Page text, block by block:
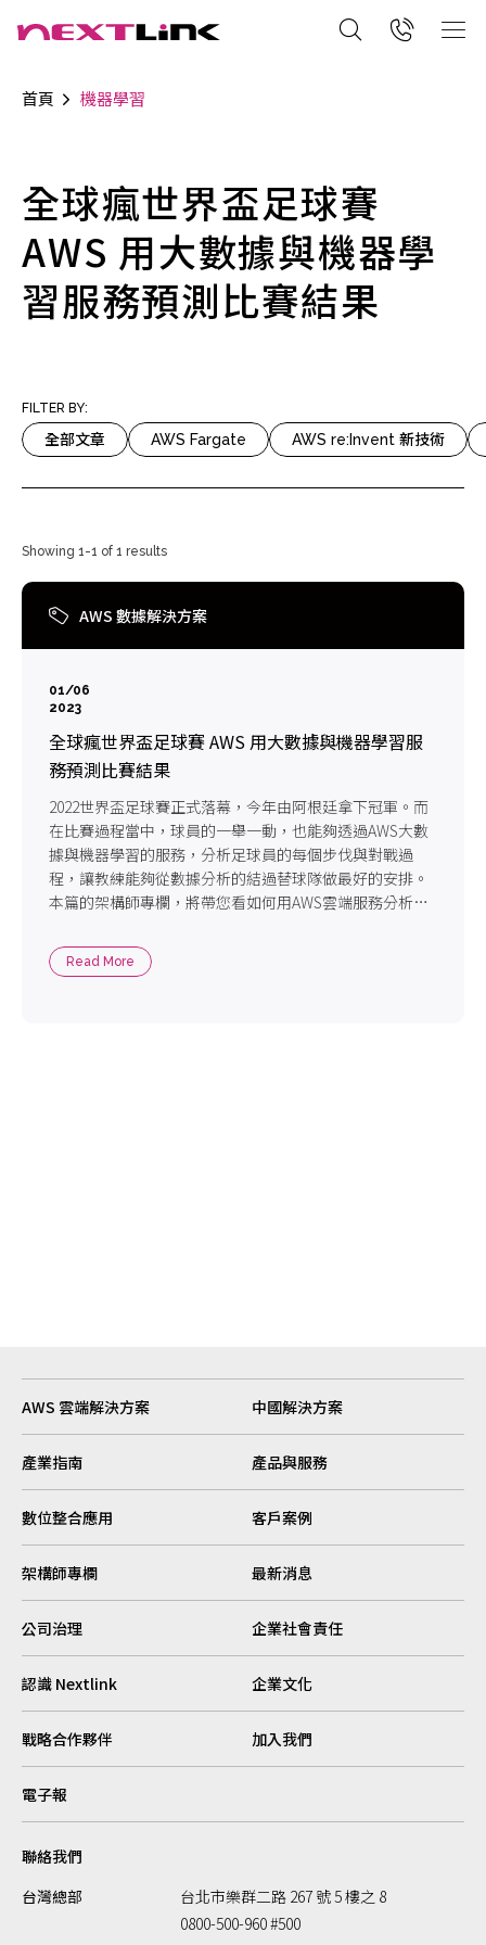
首頁 機器學習
全球瘋世界盃足球賽
AWS 用大數據與機器學
習服務預測比賽結果
FILTER BY:
全部文章 AWS Fargate AWS re:Invent 新技術
Showing 1-1 of 1 results
AWS 數據解決方案
01/06
2023
全球瘋世界盃足球賽 AWS 用大數據與機器學習服
務預測比賽結果
2022世界盃足球賽正式落幕，今年由阿根廷拿下冠軍。而
在比賽過程當中，球員的一舉一動，也能夠透過AWS大數
據與機器學習的服務，分析足球員的每個步伐與對戰過
程，讓教練能夠從數據分析的結過替球隊做最好的安排。
本篇的架構師專欄，將帶您看如何用AWS雲端服務分析世
Read More
AWS 雲端解決方案 中國解決方案
產業指南 產品與服務
數位整合應用 客戶案例
架構師專欄 最新消息
公司治理 企業社會責任
認識 Nextlink 企業文化
戰略合作夥伴 加入我們
電子報
聯絡我們
台灣總部
台北市樂群二路 267 號 5 樓之 8
0800-500-960 #500